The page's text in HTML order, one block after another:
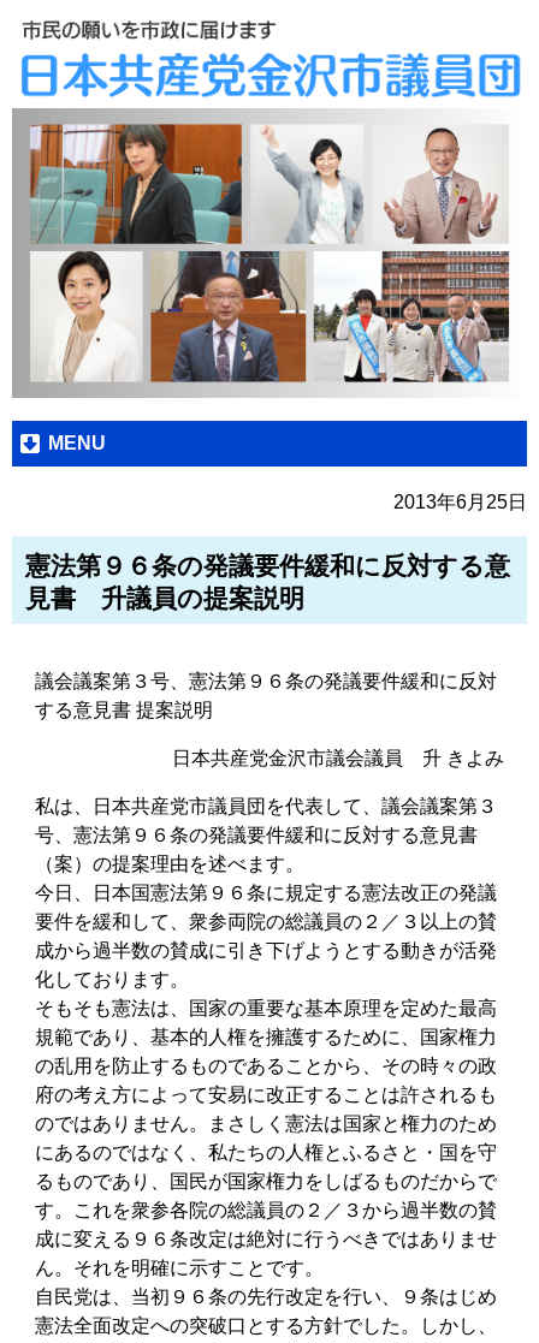
MENU
2013年6月25日
憲法第９６条の発議要件緩和に反対する意
見書 升議員の提案説明
議会議案第３号、憲法第９６条の発議要件緩和に反対
する意見書 提案説明
日本共産党金沢市議会議員 升 きよみ
私は、日本共産党市議員団を代表して、議会議案第３
号、憲法第９６条の発議要件緩和に反対する意見書
（案）の提案理由を述べます。
今日、日本国憲法第９６条に規定する憲法改正の発議
要件を緩和して、衆参両院の総議員の２／３以上の賛
成から過半数の賛成に引き下げようとする動きが活発
化しております。
そもそも憲法は、国家の重要な基本原理を定めた最高
規範であり、基本的人権を擁護するために、国家権力
の乱用を防止するものであることから、その時々の政
府の考え方によって安易に改正することは許されるも
のではありません。まさしく憲法は国家と権力のため
にあるのではなく、私たちの人権とふるさと・国を守
るものであり、国民が国家権力をしばるものだからで
す。これを衆参各院の総議員の２／３から過半数の賛
成に変える９６条改定は絶対に行うべきではありませ
ん。それを明確に示すことです。
自民党は、当初９６条の先行改定を行い、９条はじめ
憲法全面改定への突破口とする方針でした。しかし、